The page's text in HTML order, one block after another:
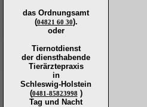
das Ordnungsamt
(04821 60 30).
oder
Tiernotdienst
der diensthabende
Tierärztepraxis
in
Schleswig-Holstein
(0481-85823998 )
Tag und Nacht